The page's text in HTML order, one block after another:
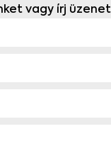
vagy írj